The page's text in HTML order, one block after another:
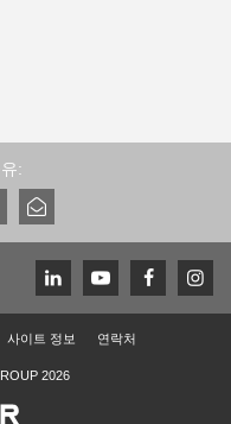
:
사이트 정보 연락처
2026